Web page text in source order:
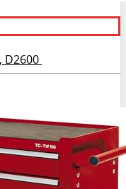
D2600